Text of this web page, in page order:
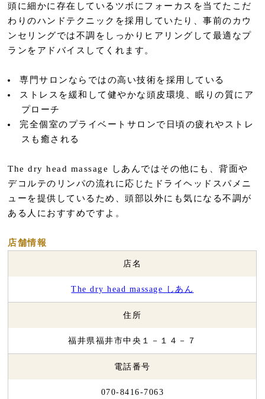
頭に細かに存在しているツボにフォーカスを当てたこだ
わりのハンドテクニックを採用していたり、事前のカウ
ンセリングでは不調をしっかりヒアリングして最適なプ
ランをアドバイスしてくれます。
専門サロンならではの高い技術を採用している
ストレスを緩和して健やかな頭皮環境、眠りの質にア
プローチ
完全個室のプライベートサロンで日頃の疲れやストレ
スも癒される
The dry head massage しあんではその他にも、背面や
デコルテのリンパの流れに応じたドライヘッドスパメニ
ューを提供しているため、頭部以外にも気になる不調が
ある人におすすめですよ。
店舗情報
店名
The dry head massage しあん
住所
福井県福井市中央１－１４－７
電話番号
070-8416-7063